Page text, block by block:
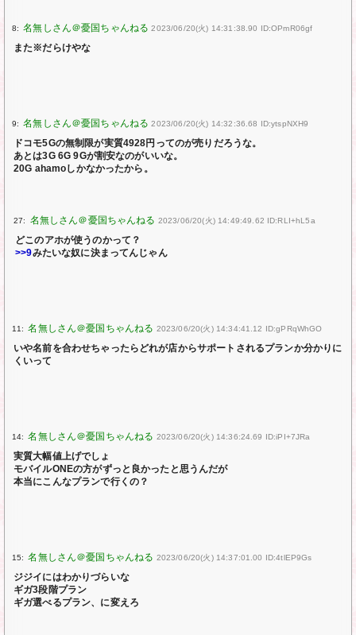
8: 2023/06/20(火) 14:31:38.90 ID:OPmR06gf
また※だらけやな
9: 2023/06/20(火) 14:32:36.68 ID:ytspNXH9
ドコモ5Gの無制限が実質4928円ってのが売りだろうな。
あとは3G 6G 9Gが割安なのがいいな。
20G ahamoしかなかったから。
27: 2023/06/20(火) 14:49:49.62 ID:RLI+hL5a
どこのアホが使うのかって？
>>9みたいな奴に決まってんじゃん
11: 2023/06/20(火) 14:34:41.12 ID:gPRqWhGO
いや名前を合わせちゃったらどれが店からサポートされるプランか分かりに
くいって
14: 2023/06/20(火) 14:36:24.69 ID:iPI+7JRa
実質大幅値上げでしょ
モバイルONEの方がずっと良かったと思うんだが
本当にこんなプランで行くの？
15: 2023/06/20(火) 14:37:01.00 ID:4tlEP9Gs
ジジイにはわかりづらいな
ギガ3段階プラン
ギガ選べるプラン、に変えろ